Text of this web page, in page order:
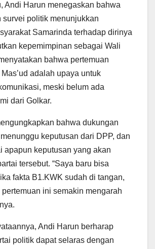
Andi Harun menegaskan bahwa
survei politik menunjukkan
Samarinda terhadap dirinya
kepemimpinan sebagai Wali
bahwa pertemuan
adalah upaya untuk
meski belum ada
dari Golkar.
bahwa dukungan
keputusan dari DPP, dan
apapun keputusan yang akan
tersebut. “Saya baru bisa
fakta B1.KWK sudah di tangan,
ini semakin mengarah
Andi Harun berharap
politik dapat selaras dengan